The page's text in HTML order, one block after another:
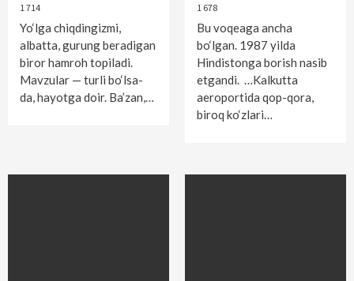
1 714
Yo‘lga chiqdingizmi,
albatta, gurung beradigan
biror hamroh topiladi.
Mavzular — turli bo‘lsa-
da, hayotga doir. Ba’zan,…
1 678
Bu voqeaga ancha
bo‘lgan. 1987 yilda
Hindistonga borish nasib
etgandi. …Kalkutta
aeroportida qop-qora,
biroq ko‘zlari…